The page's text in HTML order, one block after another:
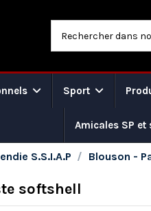
Sport
Amicales SP et
S.S.I.A.P Blouson -
softshell